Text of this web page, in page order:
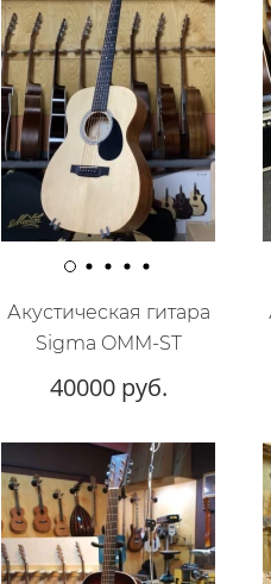
Акустическая гитара
Sigma OMM-ST
40000 руб.